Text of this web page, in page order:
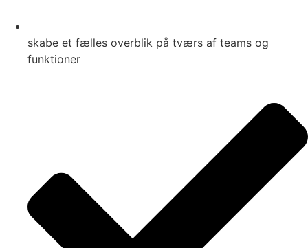
skabe et fælles overblik på tværs af teams og
funktioner